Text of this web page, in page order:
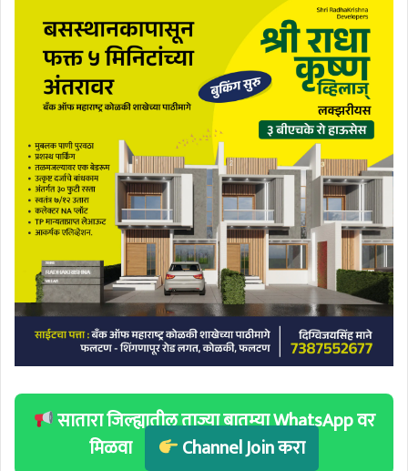
सातारा जिल्ह्यातील ताज्या बातम्या WhatsApp वर
मिळवा
Channel Join करा